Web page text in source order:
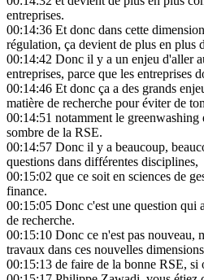
entreprises.
00:14:36 Et donc dans cette
régulation, ça devient de plus en plus
00:14:42 Donc il y a un enjeu d'aller
entreprises, parce que les entreprises
00:14:46 Et donc ça a des grands
matière de recherche pour éviter de
00:14:51 notamment le
sombre de la RSE.
00:14:57 Donc il y a beaucoup,
questions dans différentes disciplines,
00:15:02 que ce soit en sciences de
finance.
00:15:05 Donc c'est une question qui
de recherche.
00:15:10 Donc ce n'est pas nouveau,
travaux dans ces nouvelles dimensions
00:15:13 de faire de la bonne RSE, si